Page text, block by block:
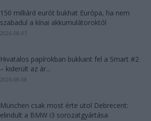
150 milliárd eurót bukhat Európa, ha nem
szabadul a kínai akkumulátoroktól
2026-08-07
Hivatalos papírokban bukkant fel a Smart #2
– kiderült az ár...
2026-08-08
München csak most érte utol Debrecent:
elindult a BMW i3 sorozatgyártása